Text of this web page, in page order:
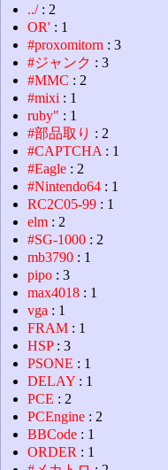
../: 2
OR' : 1
#proxomitorn : 3
#ジャンク : 3
#MMC : 2
#mixi : 1
ruby" : 1
#部品取り : 2
#CAPTCHA : 1
#Eagle : 2
#Nintendo64 : 1
RC2C05-99 : 1
elm : 2
#SG-1000 : 2
mb3790 : 1
pipo : 3
max4018 : 1
vga : 1
FRAM : 1
HSP: 3
PSONE : 1
DELAY : 1
PCE : 2
PCEngine : 2
BBCode : 1
ORDER : 1